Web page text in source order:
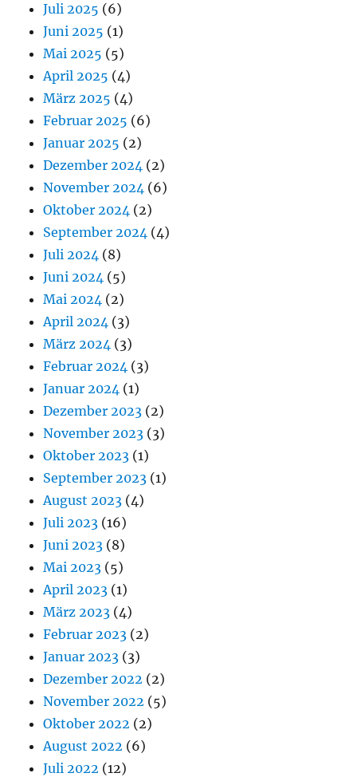
Juli 2025 (6)
Juni 2025 (1)
Mai 2025 (5)
April 2025 (4)
März 2025 (4)
Februar 2025 (6)
Januar 2025 (2)
Dezember 2024 (2)
November 2024 (6)
Oktober 2024 (2)
September 2024 (4)
Juli 2024 (8)
Juni 2024 (5)
Mai 2024 (2)
April 2024 (3)
März 2024 (3)
Februar 2024 (3)
Januar 2024 (1)
Dezember 2023 (2)
November 2023 (3)
Oktober 2023 (1)
September 2023 (1)
August 2023 (4)
Juli 2023 (16)
Juni 2023 (8)
Mai 2023 (5)
April 2023 (1)
März 2023 (4)
Februar 2023 (2)
Januar 2023 (3)
Dezember 2022 (2)
November 2022 (5)
Oktober 2022 (2)
August 2022 (6)
Juli 2022 (12)